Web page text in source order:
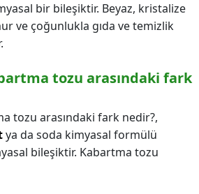
bir bileşiktir. Beyaz, kristalize
ve çoğunlukla gıda ve temizlik
tozu arasındaki fark
tozu arasındaki fark nedir?,
ya da soda kimyasal formülü
bileşiktir. Kabartma tozu